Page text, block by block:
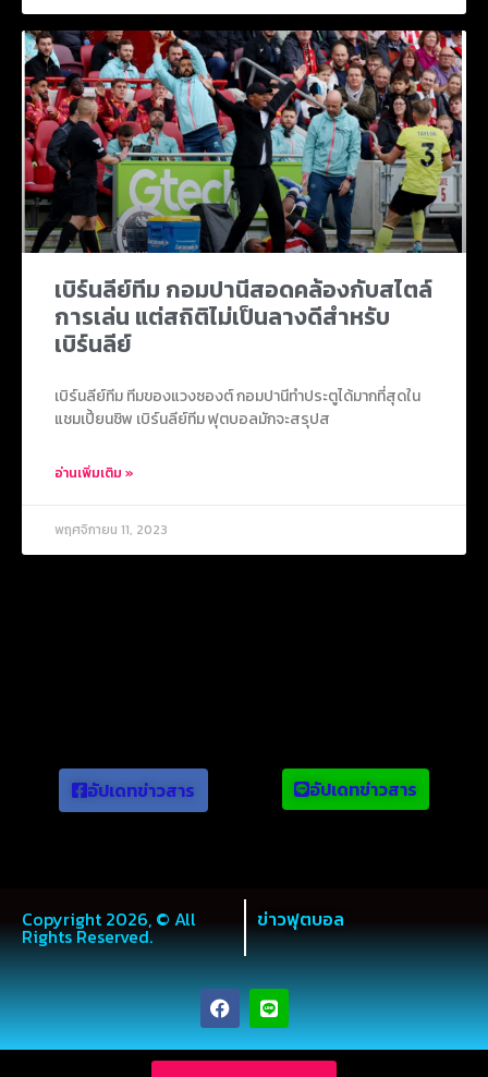
เบิร์นลีย์ทีม กอมปานีสอดคล้องกับสไตล์
การเล่น แต่สถิติไม่เป็นลางดีสำหรับ
เบิร์นลีย์
เบิร์นลีย์ทีม ทีมของแวงซองต์ กอมปานีทำประตูได้มากที่สุดใน
แชมเปี้ยนชิพ เบิร์นลีย์ทีม ฟุตบอลมักจะสรุปส
อ่านเพิ่มเติม »
พฤศจิกายน 11, 2023
อัปเดทข่าวสาร อัปเดทข่าวสาร
Copyright 2026, © All
Rights Reserved.
ข่าวฟุตบอล